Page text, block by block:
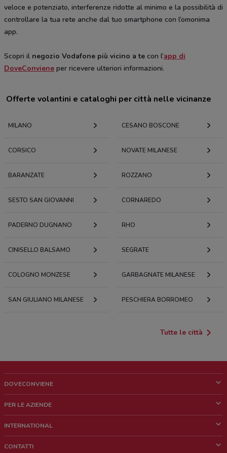
veloce e potenziato, interferenze ridotte al minimo e la possibilità di
controllare la tua rete anche dal tuo smartphone con l’omonima
app.
Scopri il negozio Vodafone più vicino a te con l’app di
DoveConviene per ricevere ulteriori informazioni.
Offerte volantini e cataloghi per città nelle vicinanze
MILANO CESANO BOSCONE
CORSICO NOVATE MILANESE
BARANZATE ROZZANO
SESTO SAN GIOVANNI CORNAREDO
PADERNO DUGNANO RHO
CINISELLO BALSAMO SEGRATE
COLOGNO MONZESE GARBAGNATE MILANESE
SAN GIULIANO MILANESE PESCHIERA BORROMEO
Tutte le città
DOVECONVIENE
Chi siamo
Lavora con noi
PER LE AZIENDE
Richieste commerciali e marketing
INTERNATIONAL
CONTATTI